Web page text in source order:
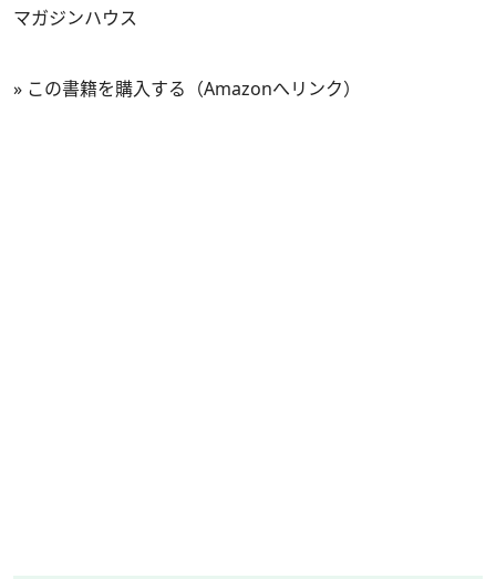
マガジンハウス
» この書籍を購入する（Amazonへリンク）